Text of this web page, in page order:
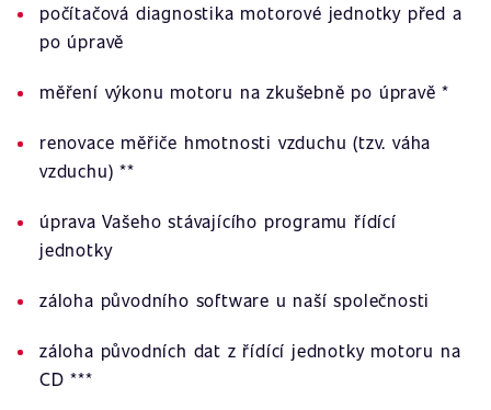
počítačová diagnostika motorové jednotky před a
po úpravě
měření výkonu motoru na zkušebně po úpravě *
renovace měřiče hmotnosti vzduchu (tzv. váha
vzduchu) **
úprava Vašeho stávajícího programu řídící
jednotky
záloha původního software u naší společnosti
záloha původních dat z řídící jednotky motoru na
CD ***